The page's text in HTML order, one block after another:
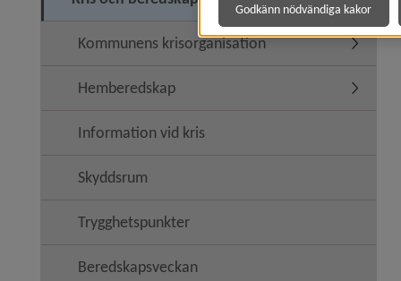
Kommunens krisorganisation
Hemberedskap
Information vid kris
Skyddsrum
Trygghetspunkter
Beredskapsveckan
Godkänn nödvändiga kakor